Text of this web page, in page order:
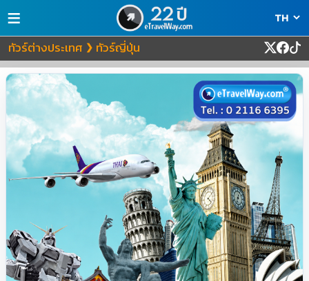
≡
ทัวร์ต่างประเทศ ❯ ทัวร์ญี่ปุ่น